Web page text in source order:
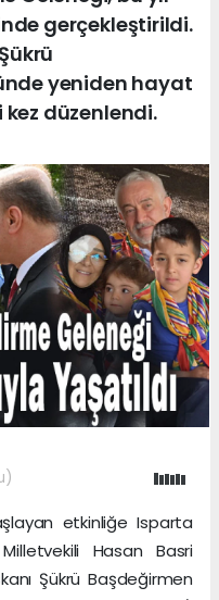
gerçekleştirildi.
yeniden hayat
kez düzenlendi.
etkinliğe Isparta
Hasan Basri
Şükrü Başdeğirmen